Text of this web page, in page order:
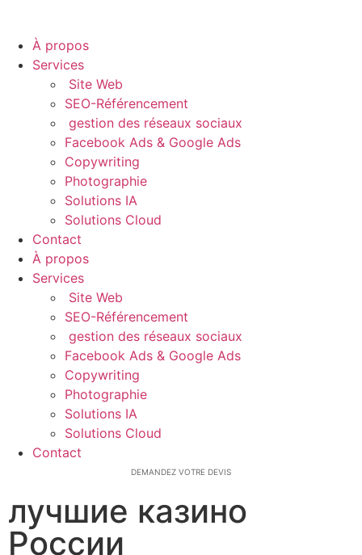
À propos
Services
Site Web
SEO-Référencement
gestion des réseaux sociaux
Facebook Ads & Google Ads
Copywriting
Photographie
Solutions IA
Solutions Cloud
Contact
À propos
Services
Site Web
SEO-Référencement
gestion des réseaux sociaux
Facebook Ads & Google Ads
Copywriting
Photographie
Solutions IA
Solutions Cloud
Contact
DEMANDEZ VOTRE DEVIS
лучшие казино
России